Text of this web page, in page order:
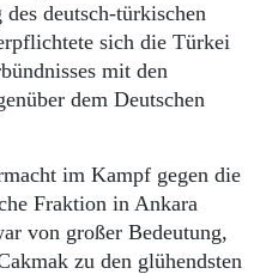
deutsch-türkischen
sich die Türkei
mit den
dem Deutschen
im Kampf gegen die
Fraktion in Ankara
von großer Bedeutung,
zu den glühendsten